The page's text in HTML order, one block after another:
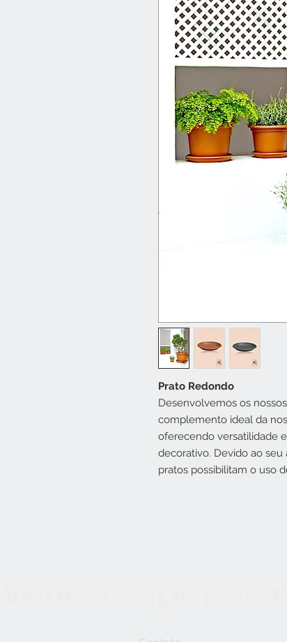
Prato Redondo
Desenvolvemos os
complemento ideal da
oferecendo versatilidade
decorativo. Devido ao seu
pratos possibilitam o uso